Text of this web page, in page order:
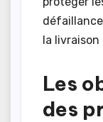
la livraison
Les
des